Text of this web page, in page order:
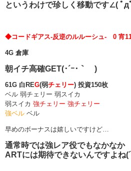
というわけで珍しく移動です∠( ﾟд
◆コードギアス-反逆のルルーシュ- 0 宵
4G 倉庫
朝イチ高確GET(･´ｰ･｀ )
61G 白REG(弱チェリー) 投資150枚
ベル 弱チェリー 弱スイカ
弱スイカ 強チェリー 強チェリー
強ベル ベル
早めのボーナスは嬉しいですけど…
通常時では強レア役でもなかなか
ARTには期待できないんですよね